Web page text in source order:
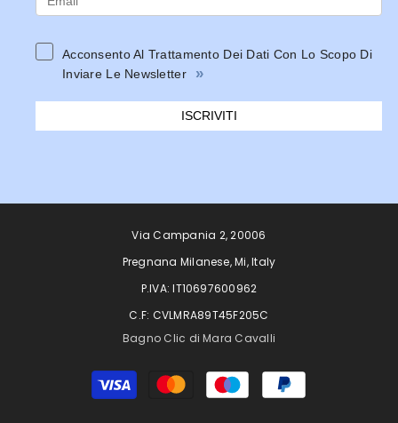
Acconsento Al Trattamento Dei Dati Con Lo Scopo Di
Inviare Le Newsletter
»
ISCRIVITI
Via Campania 2, 20006
Pregnana Milanese, Mi, Italy
P.IVA: IT10697600962
C.F: CVLMRA89T45F205C
Bagno Clic di Mara Cavalli
Metodi
di